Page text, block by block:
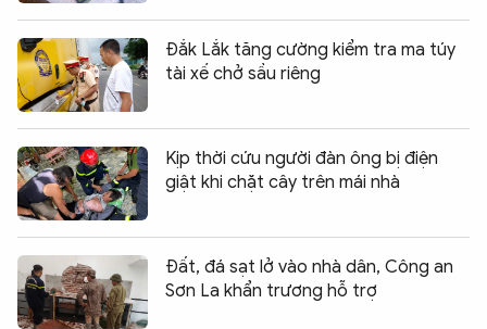
Đắk Lắk tăng cường kiểm tra ma túy
tài xế chở sầu riêng
Kịp thời cứu người đàn ông bị điện
giật khi chặt cây trên mái nhà
Đất, đá sạt lở vào nhà dân, Công an
Sơn La khẩn trương hỗ trợ